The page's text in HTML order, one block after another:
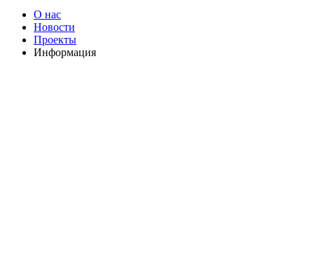
О нас
Новости
Проекты
Информация